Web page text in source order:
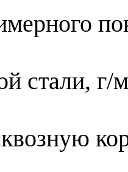
стали, г/